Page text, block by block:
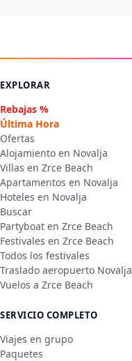
EXPLORAR
Rebajas %
Última Hora
Ofertas
Alojamiento en Novalja
Villas en Zrce Beach
Apartamentos en Novalja
Hoteles en Novalja
Buscar
Partyboat en Zrce Beach
Festivales en Zrce Beach
Todos los festivales
Traslado aeropuerto Novalja
Vuelos a Zrce Beach
SERVICIO COMPLETO
Viajes en grupo
Paquetes